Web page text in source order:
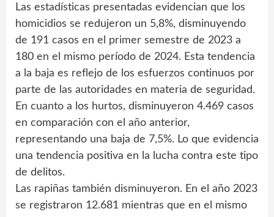
Las estadísticas presentadas evidencian que los
homicidios se redujeron un 5,8%, disminuyendo
de 191 casos en el primer semestre de 2023 a
180 en el mismo período de 2024. Esta tendencia
a la baja es reflejo de los esfuerzos continuos por
parte de las autoridades en materia de seguridad.
En cuanto a los hurtos, disminuyeron 4.469 casos
en comparación con el año anterior,
representando una baja de 7,5%. Lo que evidencia
una tendencia positiva en la lucha contra este tipo
de delitos.
Las rapiñas también disminuyeron. En el año 2023
se registraron 12.681 mientras que en el mismo